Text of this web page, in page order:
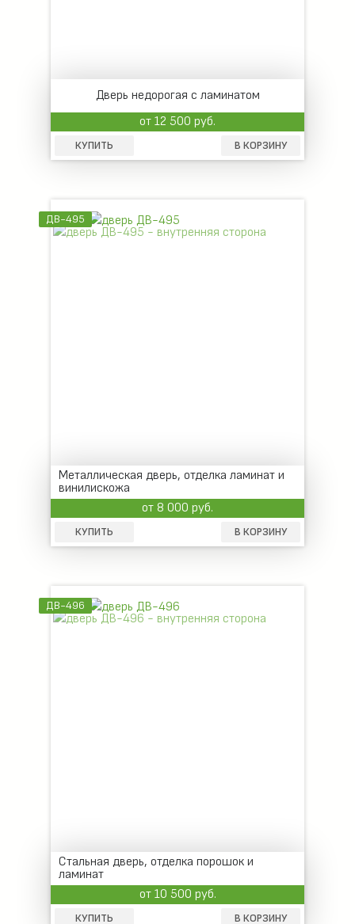
Дверь недорогая с ламинатом
от 12 500 руб.
КУПИТЬ В КОРЗИНУ
ДВ-495
Металлическая дверь, отделка ламинат и
винилискожа
от 8 000 руб.
КУПИТЬ В КОРЗИНУ
ДВ-496
Стальная дверь, отделка порошок и
ламинат
от 10 500 руб.
КУПИТЬ В КОРЗИНУ